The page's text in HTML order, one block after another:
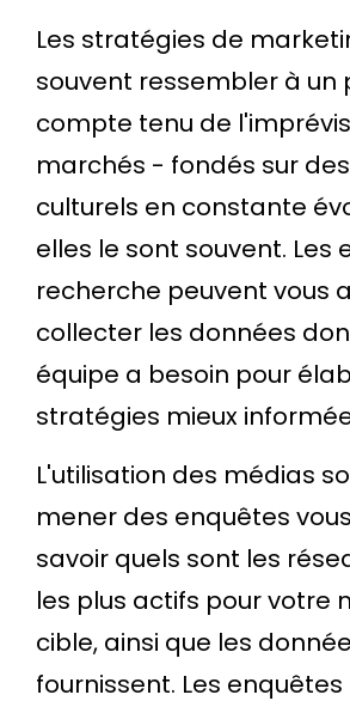
Les stratégies de
souvent ressembler à un
compte tenu de
marchés - fondés sur
culturels en constante
elles le sont souvent. Les
recherche peuvent vous
collecter les données
équipe a besoin pour
stratégies mieux
L'utilisation des médias
mener des enquêtes
savoir quels sont les
les plus actifs pour votre
cible, ainsi que les
fournissent. Les